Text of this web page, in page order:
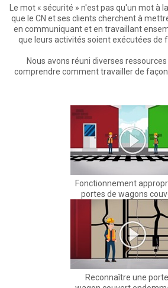
Le mot « sécurité » n'est pas qu'un mot à
que le CN et ses clients cherchent à
en communiquant et en travaillant
que leurs activités soient exécutées de
Nous avons réuni diverses
comprendre comment travailler de façon
Fonctionnement
portes de wagons
Reconnaître une